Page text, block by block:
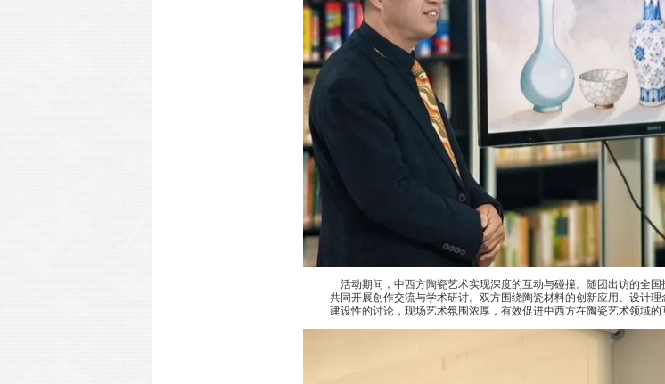
活动期间，中西方陶瓷艺术实现深度的互动与碰撞。随团出访的全
共同开展创作交流与学术研讨。双方围绕陶瓷材料的创新应用、设计
建设性的讨论，现场艺术氛围浓厚，有效促进中西方在陶瓷艺术领域的